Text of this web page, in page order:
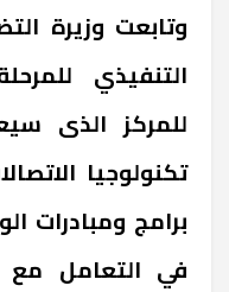
وتابعت وزيرة
التنفيذي
للمركز الذى
تكنولوجيا
برامج ومبادرات
في التعامل مع